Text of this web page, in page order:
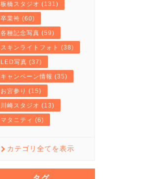
板橋スタジオ (131)
卒業袴 (60)
各種記念写真 (59)
スキンライトフォト (38)
LED写真 (37)
キャンペーン情報 (35)
お宮参り (15)
川崎スタジオ (13)
マタニティ (6)
カテゴリ全てを表示